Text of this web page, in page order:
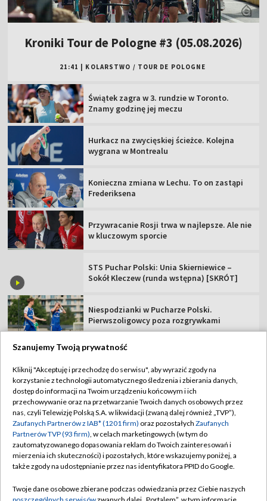
Kroniki Tour de Pologne #3 (05.08.2026)
21:41 | KOLARSTWO / TOUR DE POLOGNE
Świątek zagra w 3. rundzie w Toronto.
Znamy godzinę jej meczu
Hurkacz na zwycięskiej ścieżce. Kolejna
wygrana w Montrealu
Konieczna zmiana w Lechu. To on zastąpi
Frederiksena
Przywracanie Rosji trwa w najlepsze. Ale nie
w kluczowym sporcie
STS Puchar Polski: Unia Skierniewice –
Sokół Kleczew (runda wstępna) [SKRÓT]
Niespodzianki w Pucharze Polski.
Pierwszoligowcy poza rozgrywkami
TVP
Abonament TVP
Sklep TVP
Biuro Reklamy
Oferta Handlowa
Emisja w TVP
Regulamin TVP
Polityka prywatności
Moje zgody
Biuro reklamy
Szanujemy Twoją prywatność
Kliknij "Akceptuję i przechodzę do serwisu", aby wyrazić zgody na
korzystanie z technologii automatycznego śledzenia i zbierania danych,
dostęp do informacji na Twoim urządzeniu końcowym i ich
przechowywanie oraz na przetwarzanie Twoich danych osobowych przez
nas, czyli Telewizję Polską S.A. w likwidacji (zwaną dalej również „TVP”),
Zaufanych Partnerów z IAB* (1201 firm) oraz pozostałych Zaufanych
Partnerów TVP (93 firm), w celach marketingowych (w tym do
zautomatyzowanego dopasowania reklam do Twoich zainteresowań i
mierzenia ich skuteczności) i pozostałych, które wskazujemy poniżej, a
także zgody na udostępnianie przez nas identyfikatora PPID do Google.
Twoje dane osobowe zbierane podczas odwiedzania przez Ciebie naszych